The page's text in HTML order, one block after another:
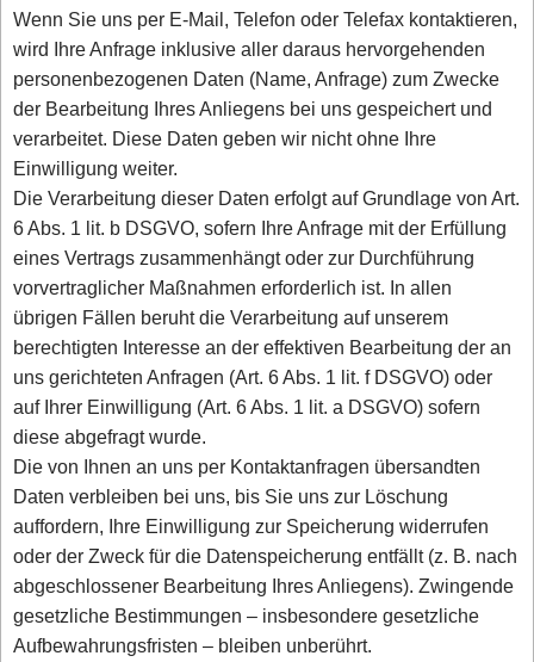
Wenn Sie uns per E-Mail, Telefon oder Telefax kontaktieren,
wird Ihre Anfrage inklusive aller daraus hervorgehenden
personenbezogenen Daten (Name, Anfrage) zum Zwecke
der Bearbeitung Ihres Anliegens bei uns gespeichert und
verarbeitet. Diese Daten geben wir nicht ohne Ihre
Einwilligung weiter.
Die Verarbeitung dieser Daten erfolgt auf Grundlage von Art.
6 Abs. 1 lit. b DSGVO, sofern Ihre Anfrage mit der Erfüllung
eines Vertrags zusammenhängt oder zur Durchführung
vorvertraglicher Maßnahmen erforderlich ist. In allen
übrigen Fällen beruht die Verarbeitung auf unserem
berechtigten Interesse an der effektiven Bearbeitung der an
uns gerichteten Anfragen (Art. 6 Abs. 1 lit. f DSGVO) oder
auf Ihrer Einwilligung (Art. 6 Abs. 1 lit. a DSGVO) sofern
diese abgefragt wurde.
Die von Ihnen an uns per Kontaktanfragen übersandten
Daten verbleiben bei uns, bis Sie uns zur Löschung
auffordern, Ihre Einwilligung zur Speicherung widerrufen
oder der Zweck für die Datenspeicherung entfällt (z. B. nach
abgeschlossener Bearbeitung Ihres Anliegens). Zwingende
gesetzliche Bestimmungen – insbesondere gesetzliche
Aufbewahrungsfristen – bleiben unberührt.